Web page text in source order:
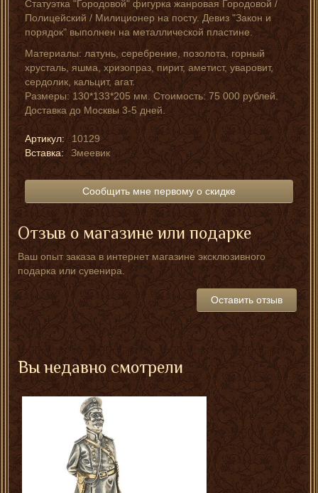
Статуэтка "Городовой" фигурка жанровая Городовой /
Полицейский / Милиционер на посту. Девиз "Закон и
порядок" выполнен на металлической пластине.
Материалы: латунь, серебрение, позолота, горный
хрусталь, яшма, хризопраз, пирит, аметист, уваровит,
сердолик, кальцит, агат.
Размеры: 130*133*205 мм. Стоимость: 75 000 рублей.
Доставка до Москвы 3-5 дней.
Артикул:
10129
Вставка:
Змеевик
Сообщить мне первому о скидке
Отзыв о магазине или подарке
Ваш опыт заказа в интернет магазине эксклюзивного
подарка или сувенира.
Оставить отзыв
Вы недавно смотрели